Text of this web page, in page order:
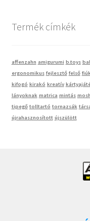
Termék címkék
affenzahn amigurumi b.toys
ergonomikus fejlesztő felső
kifogó kirakó kreatív
lányoknak matrica mintás
tipegő tolltartó tornazsák
újrahasznosított újszülött